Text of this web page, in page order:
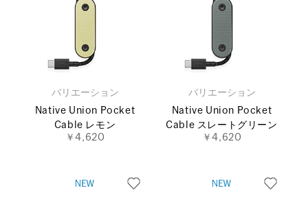
バリエーション
Native Union Pocket
Cable レモン
￥4,620
バリエーション
Native Union Pocket
Cable スレートグリーン
￥4,620